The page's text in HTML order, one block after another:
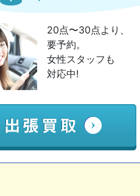
20点〜30点より、
要予約。
女性スタッフも
対応中!